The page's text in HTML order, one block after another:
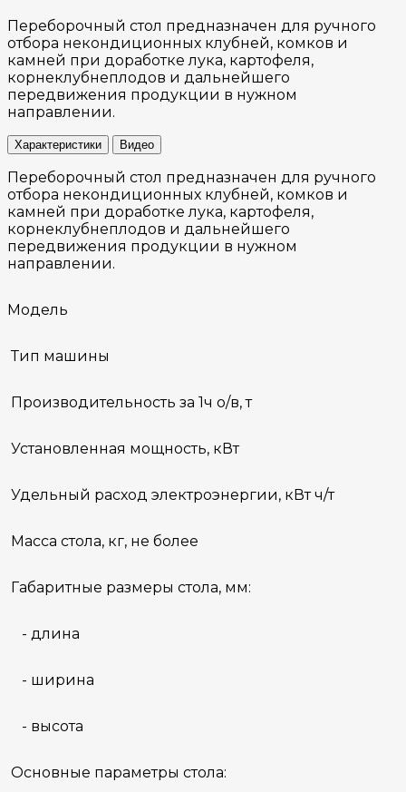
Переборочный стол предназначен для ручного
отбора некондиционных клубней, комков и
камней при доработке лука, картофеля,
корнеклубнеплодов и дальнейшего
передвижения продукции в нужном
направлении.
Характеристики Видео
Переборочный стол предназначен для ручного
отбора некондиционных клубней, комков и
камней при доработке лука, картофеля,
корнеклубнеплодов и дальнейшего
передвижения продукции в нужном
направлении.
Модель
Тип машины
Производительность за 1ч о/в, т
Установленная мощность, кВт
Удельный расход электроэнергии, кВт ч/т
Масса стола, кг, не более
Габаритные размеры стола, мм:
- длина
- ширина
- высота
Основные параметры стола: